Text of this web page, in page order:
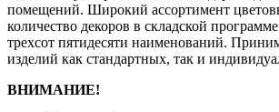
помещений. Широкий ассортимент
количество декоров в складской
трехсот пятидесяти наименований.
изделий как стандартных, так и
ВНИМАНИЕ!